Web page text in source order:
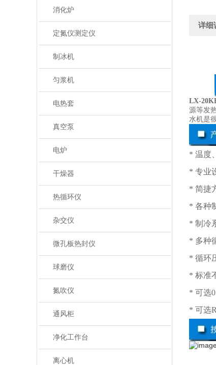
消化炉
定氮仪测定仪
制冰机
匀浆机
电热套
真空泵
电炉
干燥器
热循环仪
杂交仪
微孔板热封仪
球磨仪
氮吹仪
通风柜
净化工作台
离心机
详细
LX-
源等发
水机是
* 温度
* 专业
* 简捷
* 各种
* 制冷
* 多种
* 循环
* 标准
* 可选
* 可选